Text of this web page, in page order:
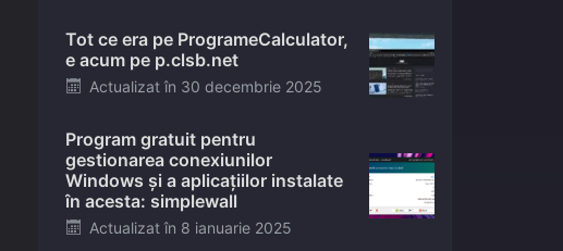
Tot ce era pe ProgrameCalculator,
e acum pe p.clsb.net
Posted
Actualizat în 30 decembrie 2025
Program gratuit pentru
gestionarea conexiunilor
Windows și a aplicațiilor instalate
în acesta: simplewall
Posted
Actualizat în 8 ianuarie 2025